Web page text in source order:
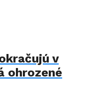
v
ohrozené